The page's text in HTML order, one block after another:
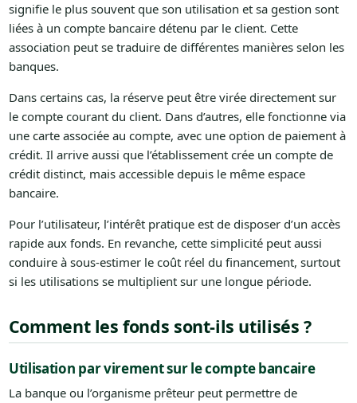
signifie le plus souvent que son utilisation et sa gestion sont
liées à un compte bancaire détenu par le client. Cette
association peut se traduire de différentes manières selon les
banques.
Dans certains cas, la réserve peut être virée directement sur
le compte courant du client. Dans d’autres, elle fonctionne via
une carte associée au compte, avec une option de paiement à
crédit. Il arrive aussi que l’établissement crée un compte de
crédit distinct, mais accessible depuis le même espace
bancaire.
Pour l’utilisateur, l’intérêt pratique est de disposer d’un accès
rapide aux fonds. En revanche, cette simplicité peut aussi
conduire à sous-estimer le coût réel du financement, surtout
si les utilisations se multiplient sur une longue période.
Comment les fonds sont-ils utilisés ?
Utilisation par virement sur le compte bancaire
La banque ou l’organisme prêteur peut permettre de